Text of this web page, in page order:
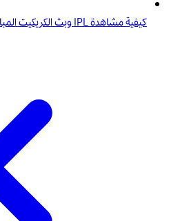
كيفية مشاهدة IPL وبث الكريكيت المباشر في الجزائر